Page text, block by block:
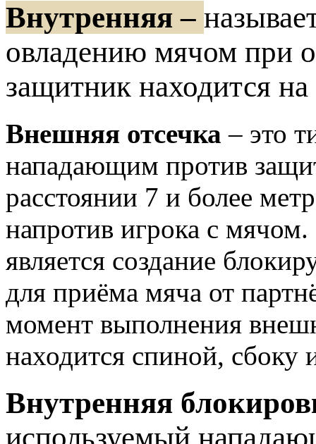
Внутренняя –
овладению мячом при
защитник находится
Внешняя отсечка – это
нападающим против
расстоянии 7 и более
напротив игрока с
является создание
для приёма мяча от
момент выполнения
находится спиной, сбоку
Внутренняя